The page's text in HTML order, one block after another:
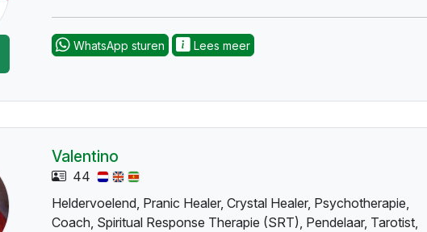
WhatsApp sturen Lees meer
Valentino
44
Heldervoelend, Pranic Healer, Crystal Healer, Psychotherapie,
Coach, Spiritual Response Therapie (SRT), Pendelaar, Tarotist,